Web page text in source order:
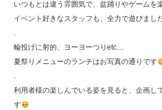
いつもとは違う雰囲気で、盆踊りやゲームを
イベント好きなスタッフも、全力で遊びまし
.
輪投げに射的、ヨーヨーつりetc…
夏祭りメニューのランチはお写真の通りです
.
利用者様の楽しんでいる姿を見ると、企画し
す